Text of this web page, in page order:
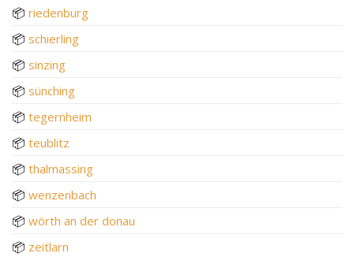
📦 riedenburg
📦 schierling
📦 sinzing
📦 sünching
📦 tegernheim
📦 teublitz
📦 thalmassing
📦 wenzenbach
📦 wörth an der donau
📦 zeitlarn